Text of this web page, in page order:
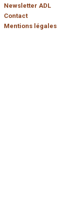
Newsletter ADL
Contact
Mentions légales